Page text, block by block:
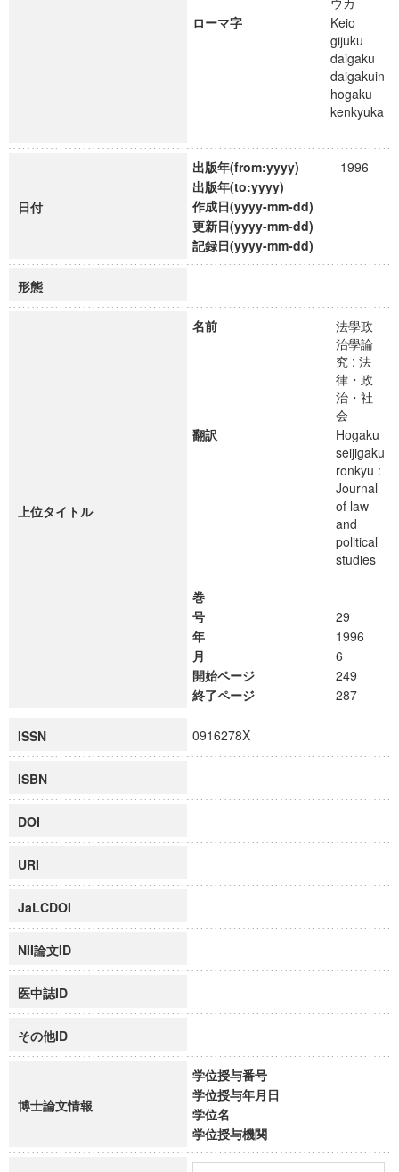
ローマ字
Keio
gijuku
daigaku
daigakuin
hogaku
kenkyuka
日付
出版年(from:yyyy)
1996
出版年(to:yyyy)
作成日(yyyy-mm-dd)
更新日(yyyy-mm-dd)
記録日(yyyy-mm-dd)
形態
上位タイトル
名前
法學政
治學論
究 : 法
律・政
治・社
会
翻訳
Hogaku
seijigaku
ronkyu :
Journal
of law
and
political
studies
巻
号
29
年
1996
月
6
開始ページ
249
終了ページ
287
ISSN 0916278X
ISBN
DOI
URI
JaLCDOI
NII論文ID
医中誌ID
その他ID
博士論文情報
学位授与番号
学位授与年月日
学位名
学位授与機関